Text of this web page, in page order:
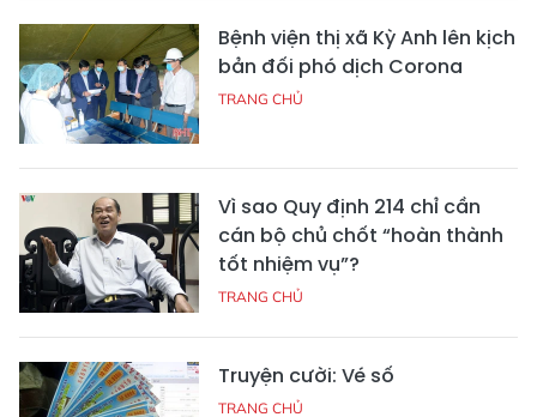
Bệnh viện thị xã Kỳ Anh lên kịch
bản đối phó dịch Corona
TRANG CHỦ
Vì sao Quy định 214 chỉ cần
cán bộ chủ chốt “hoàn thành
tốt nhiệm vụ”?
TRANG CHỦ
Truyện cười: Vé số
TRANG CHỦ